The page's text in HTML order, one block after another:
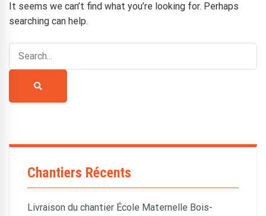
It seems we can’t find what you’re looking for. Perhaps
searching can help.
Search
for:
Chantiers Récents
Livraison du chantier École Maternelle Bois-